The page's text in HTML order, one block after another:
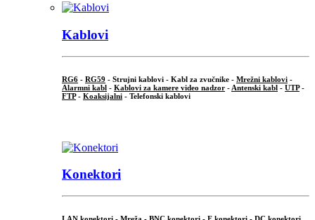
Kablovi
RG6 - RG59 - Strujni kablovi - Kabl za zvučnike - Mrežni kablovi -
Alarmni kabl - Kablovi za kamere video nadzor - Antenski kabl - UTP-
FTP- Koaksijalni - Telefonski kablovi
Konektori